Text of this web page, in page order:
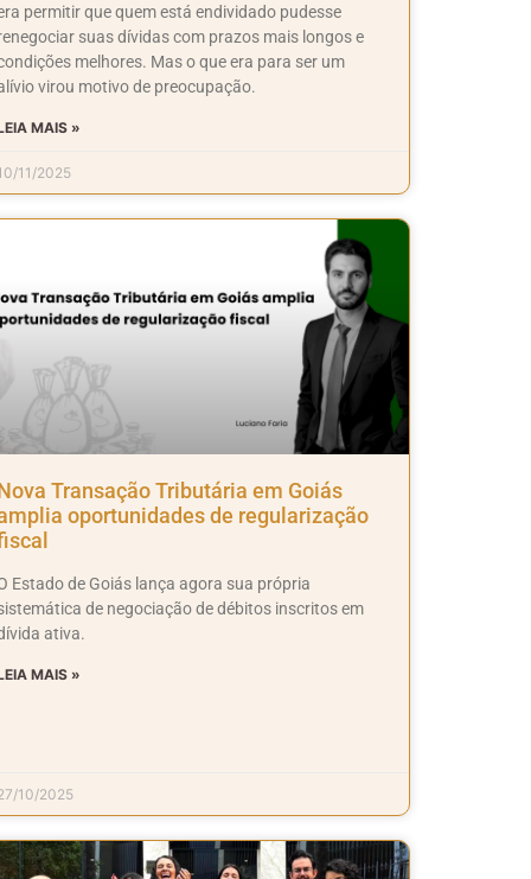
permitir que quem está endividado pudesse
suas dívidas com prazos mais longos e
melhores. Mas o que era para ser um
virou motivo de preocupação.
MAIS »
11/2025
Transação Tributária em Goiás
oportunidades de regularização
Estado de Goiás lança agora sua própria
de negociação de débitos inscritos em
ativa.
MAIS »
10/2025